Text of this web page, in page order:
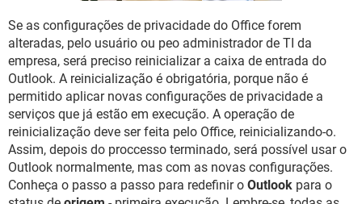
Se as configurações de privacidade do Office forem
alteradas, pelo usuário ou peo administrador de TI da
empresa, será preciso reinicializar a caixa de entrada do
Outlook. A reinicialização é obrigatória, porque não é
permitido aplicar novas configurações de privacidade a
serviços que já estão em execução. A operação de
reinicialização deve ser feita pelo Office, reinicializando-o.
Assim, depois do proccesso terminado, será possível usar o
Outlook normalmente, mas com as novas configurações.
Conheça o passo a passo para redefinir o Outlook para o